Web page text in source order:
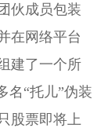
伙成员包装
在网络平台
建了一个所
名“托儿”伪装
股票即将上